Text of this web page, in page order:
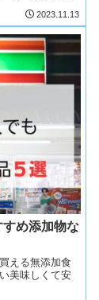
2023.11.13
すめ添加物な
える無添加食
美味しくて安